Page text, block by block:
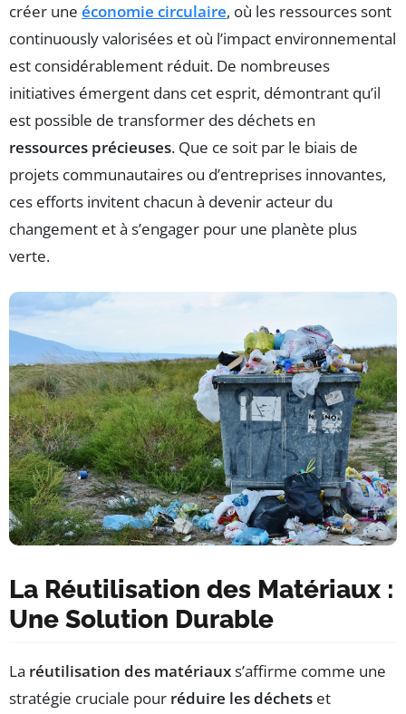
créer une économie circulaire, où les ressources sont
continuously valorisées et où l’impact environnemental
est considérablement réduit. De nombreuses
initiatives émergent dans cet esprit, démontrant qu’il
est possible de transformer des déchets en
ressources précieuses. Que ce soit par le biais de
projets communautaires ou d’entreprises innovantes,
ces efforts invitent chacun à devenir acteur du
changement et à s’engager pour une planète plus
verte.
La Réutilisation des Matériaux :
Une Solution Durable
La réutilisation des matériauxs’affirme comme une
stratégie cruciale pour réduire les déchets et